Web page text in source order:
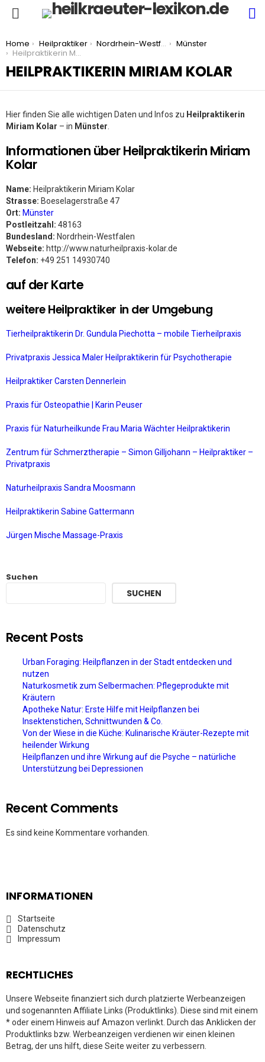
You are here:
Home Heilpraktiker Nordrhein-Westfalen
Münster
Heilpraktikerin Miriam Kolar
HEILPRAKTIKERIN MIRIAM KOLAR
Hier finden Sie alle wichtigen Daten und Infos zu Heilpraktikerin
Miriam Kolar – in Münster
Informationen über Heilpraktikerin Miriam
Kolar
Name: Heilpraktikerin Miriam Kolar
Strasse: Boeselagerstraße 47
Ort: Münster
Postleitzahl: 48163
Bundesland: Nordrhein-Westfalen
Webseite: http://www.naturheilpraxis-kolar.de
Telefon: +49 251 14930740
auf der Karte
weitere Heilpraktiker in der Umgebung
Tierheilpraktikerin Dr. Gundula Piechotta – mobile Tierheilpraxis
Privatpraxis Jessica Maler Heilpraktikerin für Psychotherapie
Heilpraktiker Carsten Dennerlein
Praxis für Osteopathie | Karin Peuser
Praxis für Naturheilkunde Frau Maria Wächter Heilpraktikerin
Zentrum für Schmerztherapie – Simon Gilljohann – Heilpraktiker –
Privatpraxis
Naturheilpraxis Sandra Moosmann
Heilpraktikerin Sabine Gattermann
Jürgen Mische Massage-Praxis
Suchen
SUCHEN
Recent Posts
Urban Foraging: Heilpflanzen in der Stadt entdecken und
nutzen
Naturkosmetik zum Selbermachen: Pflegeprodukte mit
Kräutern
Apotheke Natur: Erste Hilfe mit Heilpflanzen bei
Insektenstichen, Schnittwunden & Co.
Von der Wiese in die Küche: Kulinarische Kräuter-Rezepte mit
heilender Wirkung
Heilpflanzen und ihre Wirkung auf die Psyche – natürliche
Unterstützung bei Depressionen
Recent Comments
Es sind keine Kommentare vorhanden.
INFORMATIONEN
Startseite
Datenschutz
Impressum
RECHTLICHES
Unsere Webseite finanziert sich durch platzierte Werbeanzeigen
und sogenannten Affiliate Links (Produktlinks). Diese sind mit einem
* oder einem Hinweis auf Amazon verlinkt. Durch das Anklicken der
Produktlinks bzw. Werbeanzeigen verdienen wir einen kleinen
Betrag, der uns hilft, diese Seite weiter zu verbessern.